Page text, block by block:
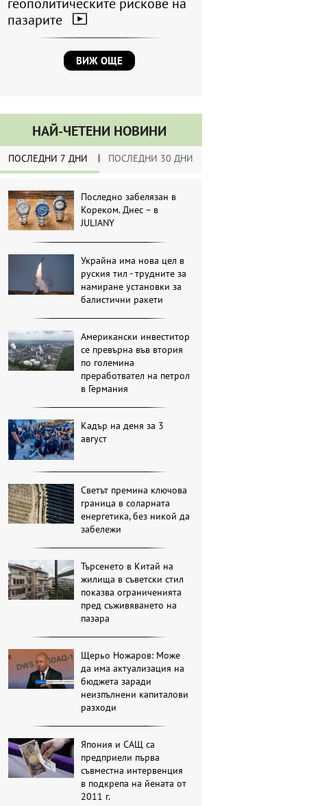
пазарите
ВИЖ ОЩЕ
НАЙ-ЧЕТЕНИ НОВИНИ
ПОСЛЕДНИ 7 ДНИ ПОСЛЕДНИ 30 ДНИ
Последно забелязан в
Кореком. Днес – в
JULIANY
Украйна има нова цел в
руския тил - трудните за
намиране установки за
балистични ракети
Американски инвеститор
се превърна във втория
по големина
преработвател на петрол
в Германия
Кадър на деня за 3
август
Светът премина ключова
граница в соларната
енергетика, без никой да
забележи
Търсенето в Китай на
жилища в съветски стил
показва ограниченията
пред съживяването на
пазара
Щерьо Ножаров: Може
да има актуализация на
бюджета заради
неизпълнени капиталови
разходи
Япония и САЩ са
предприели първа
съвместна интервенция
в подкрепа на йената от
2011 г.